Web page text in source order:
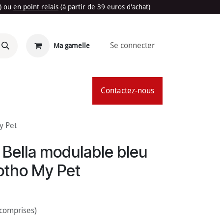
ou en point relais (à partir de 39 euros d'achat)
Ma gamelle Se connecter
Contactez-nous
Pet
modulable bleu
My Pet